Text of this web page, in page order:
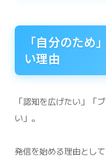
「自分のため
い理由
「認知を広げたい」「
い」。
発信を始める理由とし